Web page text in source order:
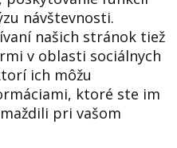
návštevnosti.
našich stránok tiež
v oblasti sociálnych
ich môžu
ktoré ste im
pri vašom